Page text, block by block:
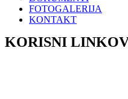
FOTOGALERIJA
KONTAKT
KORISNI